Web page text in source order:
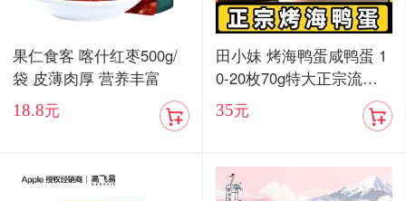
果仁食客 喀什红枣500g/
袋 皮薄肉厚 营养丰富
18.8元
田小妹 烤海鸭蛋咸鸭蛋 1
0-20枚70g特大正宗流油
烤海鸭蛋广东红树林整箱
包邮
35元